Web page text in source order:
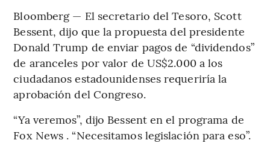
Bloomberg — El secretario del Tesoro, Scott
Bessent, dijo que la propuesta del presidente
Donald Trump de enviar pagos de “dividendos”
de aranceles por valor de US$2.000 a los
ciudadanos estadounidenses requeriría la
aprobación del Congreso.
“Ya veremos”, dijo Bessent en el programa de
Fox News . “Necesitamos legislación para eso”.